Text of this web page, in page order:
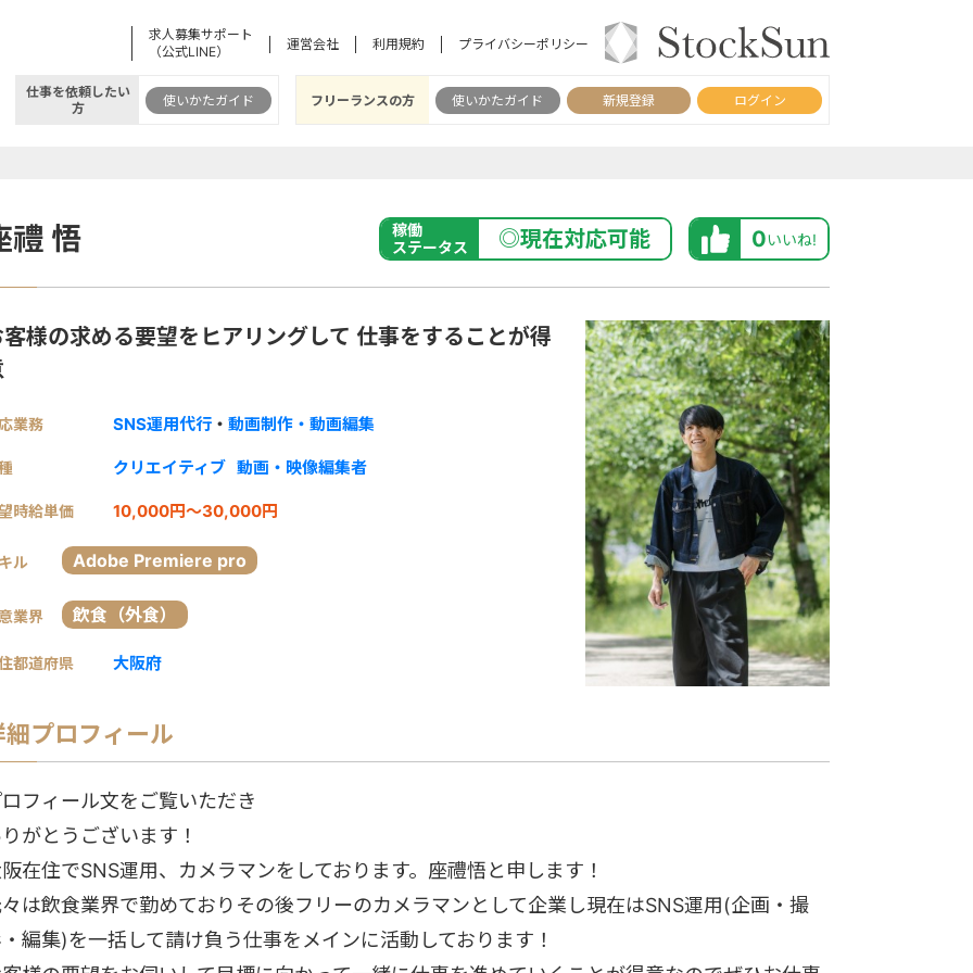
求人募集サポート
（公式LINE）
運営会社 利用規約 プライバシーポリシー
仕事を依頼したい
方
使いかたガイド フリーランスの方 使いかたガイド 新規登録 ログイン
禮 悟
稼働
ステータス
◎現在対応可能 0いいね!
様の求める要望をヒアリングして 仕事をすることが得
業務 SNS運用代行 ・ 動画制作・動画編集
クリエイティブ 動画・映像編集者
時給単価 10,000円～30,000円
ル Adobe Premiere pro
業界 飲食（外食）
都道府県 大阪府
細プロフィール
フィール文をご覧いただき
がとうございます！
在住でSNS運用、カメラマンをしております。座禮悟と申します！
は飲食業界で勤めておりその後フリーのカメラマンとして企業し現在はSNS運用(企画・撮
編集)を一括して請け負う仕事をメインに活動しております！